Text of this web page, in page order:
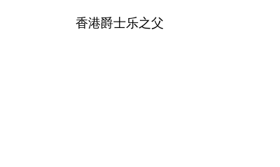
香港爵士乐之父